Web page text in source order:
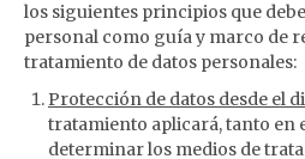
los siguientes principios que
personal como guía y marco de
tratamiento de datos personales:
Protección de datos desde el
tratamiento aplicará, tanto en
determinar los medios de